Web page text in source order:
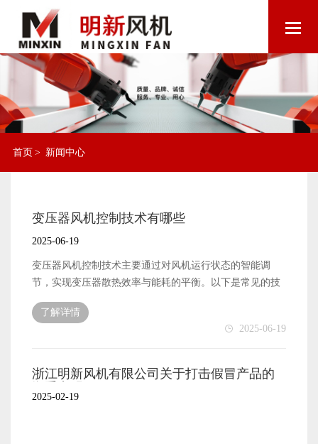
首页 > 新闻中心
变压器风机控制技术有哪些
2025-06-19
变压器风机控制技术主要通过对风机运行状态的智能调
节，实现变压器散热效率与能耗的平衡。以下是常见的技
术分类及特点： 1.温度控制技术 原理：通过温度
传感器（如PT100）实时监测变压器油温或绕组温度，设
定阈值自动启停风机。 特点： 简单可靠：常用机
度阈值（如55℃启动1台风机，65℃全开）。 应用：
传统油浸式变压器（如配电变压器）。 2.变频调速控
制 原理：采用变频器调整风机电机转速，根据温度变
了解详情
2025-06-19
浙江明新风机有限公司关于打击假冒产品的
2025-02-19